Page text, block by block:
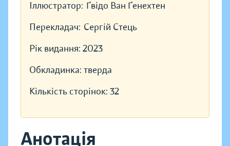
Іллюстратор: Ґвідо Ван Ґенехтен
Перекладач: Сергій Стець
Рік видання: 2023
Обкладинка: тверда
Кількість сторінок: 32
Анотація